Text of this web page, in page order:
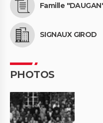
Famille
SIGNAUX GIROD
PHOTOS